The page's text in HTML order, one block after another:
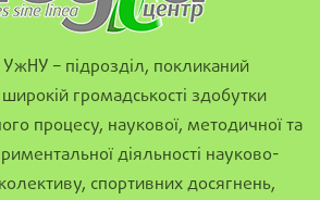
– підрозділ, покликаний
громадськості здобутки
процесу, наукової, методичної та
діяльності науково-
спортивних досягнень,